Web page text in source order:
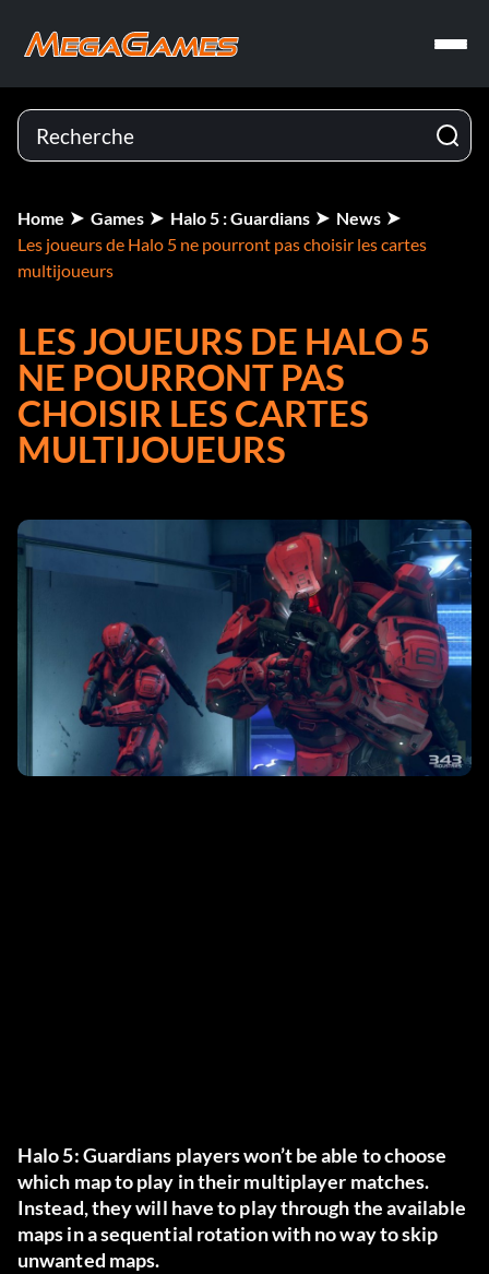
Home Games Halo 5 : Guardians
News
Les joueurs de Halo 5 ne pourront pas choisir les cartes
multijoueurs
LES JOUEURS DE HALO 5
NE POURRONT PAS
CHOISIR LES CARTES
MULTIJOUEURS
Halo 5: Guardians players won’t be able to choose
which map to play in their multiplayer matches.
Instead, they will have to play through the available
maps in a sequential rotation with no way to skip
unwanted maps.